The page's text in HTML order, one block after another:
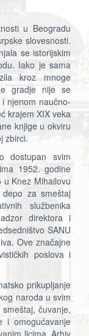
u Beogradu
slovesnosti.
se istorijskim
Iako je sama
kroz mnoge
gradje nije se
njenom naučno-
krajem XIX veka
knjige u okviru
zbirci.
dostupan svim
1952. godine
u Knez Mihailovu
za smeštaj
službenika
direktora i
SANU
Ove značajne
poslova i
prikupljanje
naroda u svim
čuvanje,
i omogućavanje
licima. Arhiv